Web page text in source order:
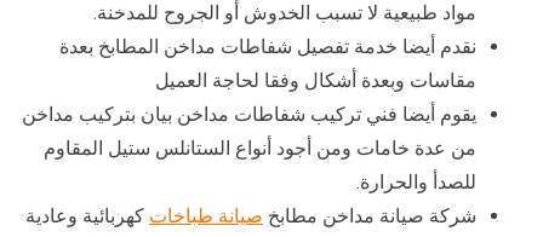
مواد طبيعية لا تسبب الخدوش أو الجروح للمدخنة.
نقدم أيضا خدمة تفصيل شفاطات مداخن المطابخ بعدة
مقاسات وبعدة أشكال وفقا لحاجة العميل
يقوم أيضا فني تركيب شفاطات مداخن بيان بتركيب مداخن
من عدة خامات ومن أجود أنواع الستانلس ستيل المقاوم
للصدأ والحرارة.
شركة صيانة مداخن مطابخ صيانة طباخات كهربائية وعادية